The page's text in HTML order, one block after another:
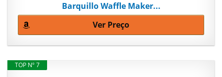
Barquillo Waffle Maker...
Ver Preço
TOP Nº 7